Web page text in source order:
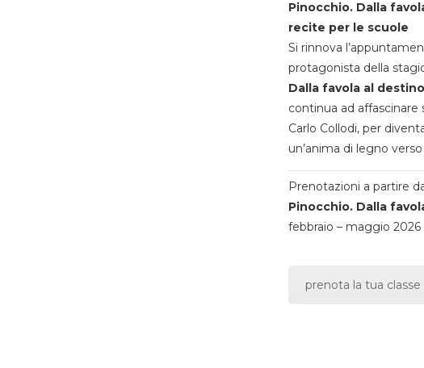
Pinocchio. Dalla
recite per le scuole
Si rinnova
protagonista della
Dalla favola al
continua ad
Carlo Collodi, per
un’anima di legno verso
Prenotazioni a partire
Pinocchio. Dalla
febbraio – maggio 2026
prenota la tua classe